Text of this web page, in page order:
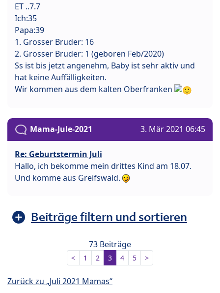
ET ..7.7
Ich:35
Papa:39
1. Grosser Bruder: 16
2. Grosser Bruder: 1 (geboren Feb/2020)
Ss ist bis jetzt angenehm, Baby ist sehr aktiv und
hat keine Auffälligkeiten.
Wir kommen aus dem kalten Oberfranken
Mama-Jule-2021 3. Mär 2021 06:45
Re: Geburtstermin Juli
Hallo, ich bekomme mein drittes Kind am 18.07.
Und komme aus Greifswald.
Beiträge filtern und sortieren
73 Beiträge
< 1 2 3 4 5 >
Zurück zu „Juli 2021 Mamas“